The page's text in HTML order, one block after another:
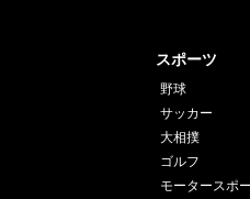
スポーツ
野球
サッカー
大相撲
ゴルフ
モータースポ